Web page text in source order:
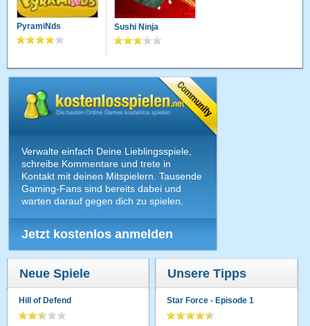
PyramiNds Sushi Ninja
Verwalte einfach Deine Lieblingsspiele,
schreibe Kommentare und trete in
Kontakt mit deinen Mitspielern. Tausende
Gaming-Fans sind bereits dabei und
warten darauf gegen dich zu spielen.
Jetzt kostenlos anmelden
Neue Spiele
Hill of Defend
Unsere Tipps
Star Force - Episode 1